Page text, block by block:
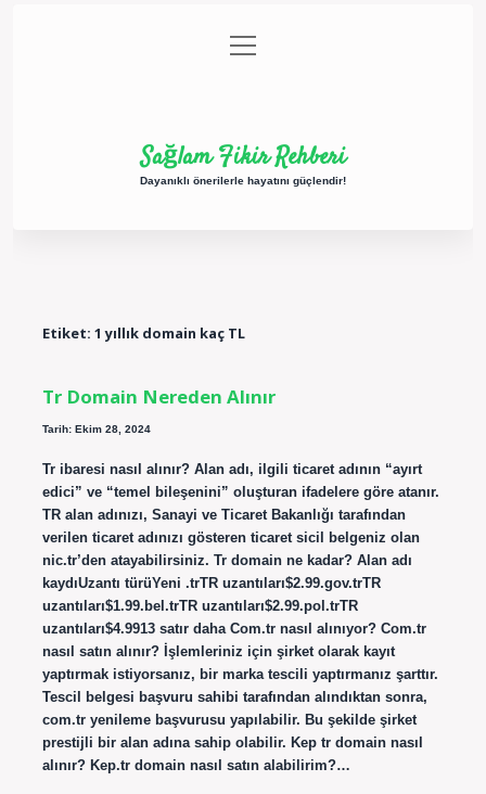
Gizlilik Politikası
menüyü
aç
Sağlam Fikir Rehberi
Dayanıklı önerilerle hayatını güçlendir!
Etiket: 1 yıllık domain kaç TL
Tr Domain Nereden Alınır
Tarih: Ekim 28, 2024
Tr ibaresi nasıl alınır? Alan adı, ilgili ticaret adının “ayırt
edici” ve “temel bileşenini” oluşturan ifadelere göre atanır.
TR alan adınızı, Sanayi ve Ticaret Bakanlığı tarafından
verilen ticaret adınızı gösteren ticaret sicil belgeniz olan
nic.tr’den atayabilirsiniz. Tr domain ne kadar? Alan adı
kaydıUzantı türüYeni .trTR uzantıları$2.99.gov.trTR
uzantıları$1.99.bel.trTR uzantıları$2.99.pol.trTR
uzantıları$4.9913 satır daha Com.tr nasıl alınıyor? Com.tr
nasıl satın alınır? İşlemleriniz için şirket olarak kayıt
yaptırmak istiyorsanız, bir marka tescili yaptırmanız şarttır.
Tescil belgesi başvuru sahibi tarafından alındıktan sonra,
com.tr yenileme başvurusu yapılabilir. Bu şekilde şirket
prestijli bir alan adına sahip olabilir. Kep tr domain nasıl
alınır? Kep.tr domain nasıl satın alabilirim?…